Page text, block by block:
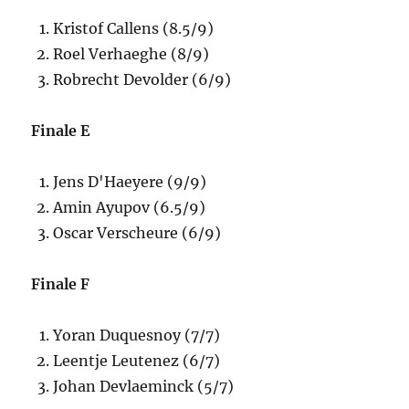
Kristof Callens (8.5/9)
Roel Verhaeghe (8/9)
Robrecht Devolder (6/9)
Finale E
Jens D'Haeyere (9/9)
Amin Ayupov (6.5/9)
Oscar Verscheure (6/9)
Finale F
Yoran Duquesnoy (7/7)
Leentje Leutenez (6/7)
Johan Devlaeminck (5/7)